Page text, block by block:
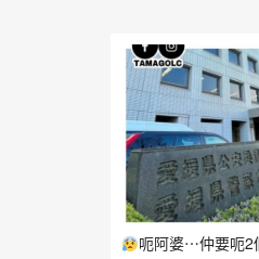
呃阿婆⋯仲要呃2